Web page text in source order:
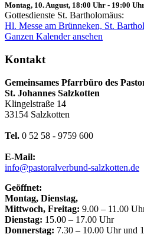
Montag, 10. August, 18:00 Uhr - 19:00
Gottesdienste St. Bartholomäus:
Hl. Messe am Brünneken, St.
Ganzen Kalender ansehen
Kontakt
Gemeinsames Pfarrbüro des
St. Johannes Salzkotten
Klingelstraße 14
33154 Salzkotten
Tel. 0 52 58 - 9759 600
E-Mail:
info@pastoralverbund-salzkotten.de
Geöffnet:
Montag, Dienstag,
Mittwoch, Freitag: 9.00 – 11.00
Dienstag: 15.00 – 17.00 Uhr
Donnerstag: 7.30 – 10.00 Uhr und